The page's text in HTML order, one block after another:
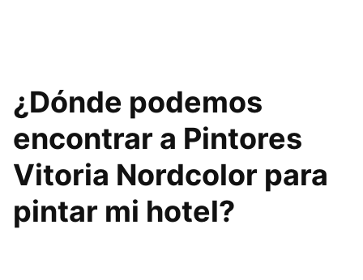
¿Dónde podemos
encontrar a Pintores
Vitoria Nordcolor para
pintar mi hotel?